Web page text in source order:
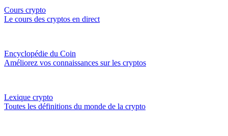
Cours crypto
Le cours des cryptos en direct
Encyclopédie du Coin
Améliorez vos connaissances sur les cryptos
Lexique crypto
Toutes les définitions du monde de la crypto